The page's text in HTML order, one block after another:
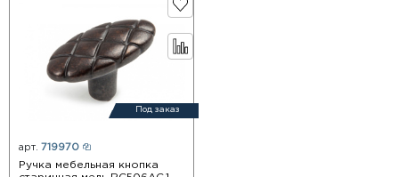
Под заказ
арт. 719970
Ручка мебельная кнопка